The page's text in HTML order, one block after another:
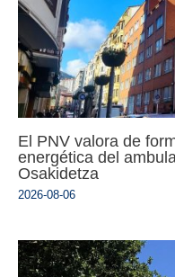
El PNV valora de
energética del
Osakidetza
2026-08-06